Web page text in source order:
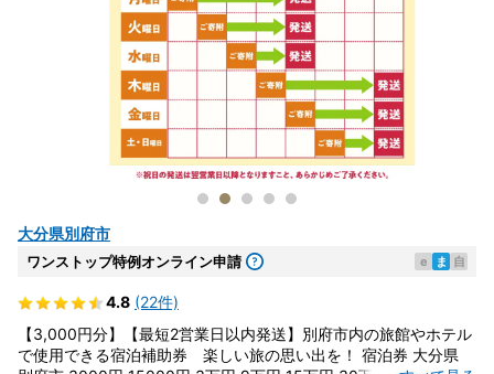
大分県別府市
ワンストップ特例オンライン申請 e ま 自
4.8 (22件)
【3,000円分】【最短2営業日以内発送】別府市内の旅館やホテル
で使用できる宿泊補助券 楽しい旅の思い出を！ 宿泊券 大分県